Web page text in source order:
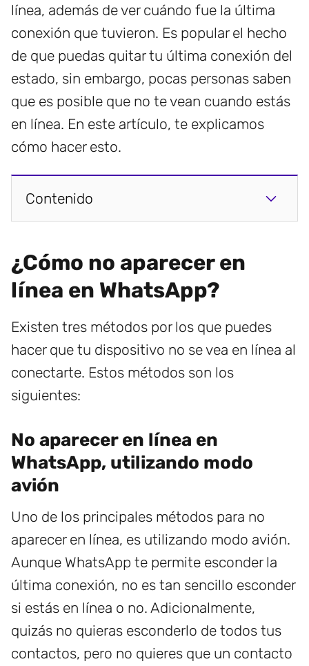
línea, además de ver cuándo fue la última
conexión que tuvieron. Es popular el hecho
de que puedas quitar tu última conexión del
estado, sin embargo, pocas personas saben
que es posible que no te vean cuando estás
en línea. En este artículo, te explicamos
cómo hacer esto.
Contenido
¿Cómo no aparecer en
línea en WhatsApp?
Existen tres métodos por los que puedes
hacer que tu dispositivo no se vea en línea al
conectarte. Estos métodos son los
siguientes:
No aparecer en línea en
WhatsApp, utilizando modo
avión
Uno de los principales métodos para no
aparecer en línea, es utilizando modo avión.
Aunque WhatsApp te permite esconder la
última conexión, no es tan sencillo esconder
si estás en línea o no. Adicionalmente,
quizás no quieras esconderlo de todos tus
contactos, pero no quieres que un contacto